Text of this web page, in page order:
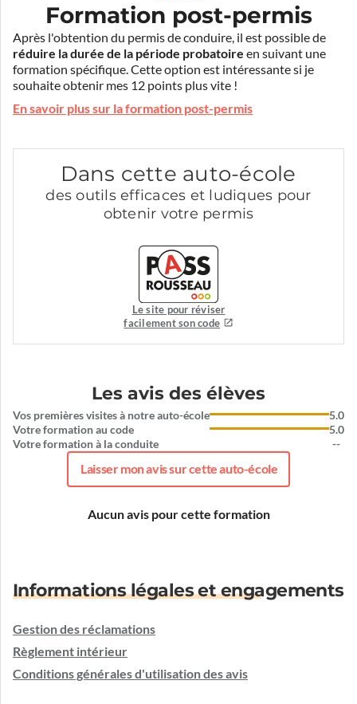
Formation post-permis
Après l'obtention du permis de conduire, il est possible de
réduire la durée de la période probatoire en suivant une
formation spécifique. Cette option est intéressante si je
souhaite obtenir mes 12 points plus vite !
En savoir plus sur la formation post-permis
Dans cette auto-école
des outils efficaces et ludiques pour
obtenir votre permis
Le site pour réviser
facilement son code
Les avis des élèves
Vos premières visites à notre auto-école
Votre formation au code
Votre formation à la conduite
5.0
5.0
--
Laisser mon avis sur cette auto-école
Aucun avis pour cette formation
Informations légales et engagements
Gestion des réclamations
Règlement intérieur
Conditions générales d'utilisation des avis